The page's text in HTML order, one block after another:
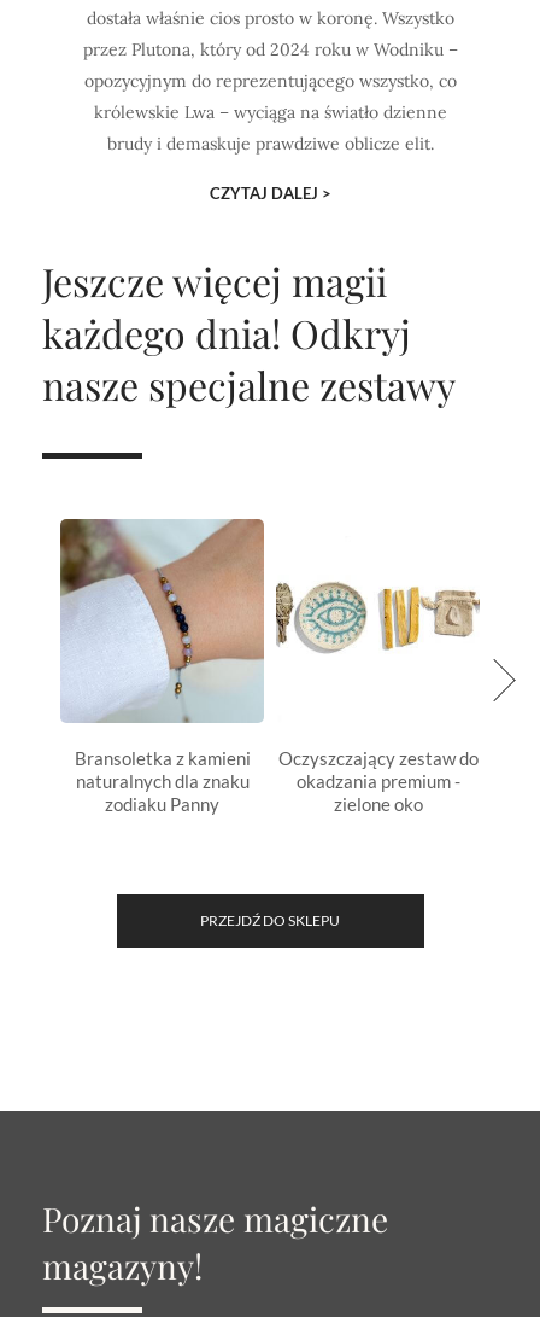
dostała właśnie cios prosto w koronę. Wszystko
przez Plutona, który od 2024 roku w Wodniku –
opozycyjnym do reprezentującego wszystko, co
królewskie Lwa – wyciąga na światło dzienne
brudy i demaskuje prawdziwe oblicze elit.
CZYTAJ DALEJ >
Jeszcze więcej magii
każdego dnia! Odkryj
nasze specjalne zestawy
Bransoletka z kamieni
naturalnych dla znaku
zodiaku Panny
Oczyszczający zestaw do
okadzania premium -
zielone oko
PRZEJDŹ DO SKLEPU
Poznaj nasze magiczne
magazyny!